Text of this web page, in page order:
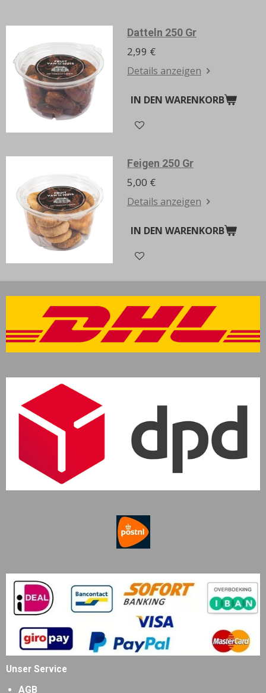
Datteln 250 Gr
2,99 €
Details anzeigen
IN DEN WARENKORB
Feigen 250 Gr
5,00 €
Details anzeigen
IN DEN WARENKORB
Unser Service
AGB